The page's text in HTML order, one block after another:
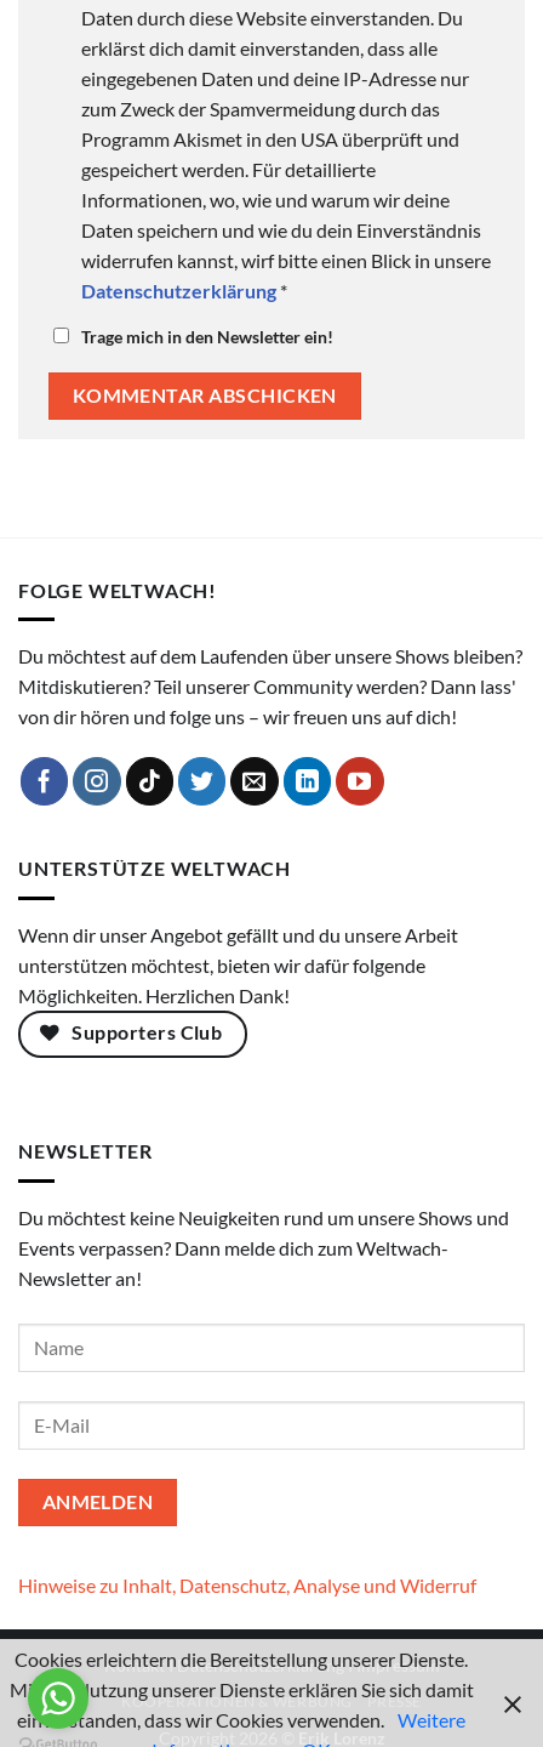
Daten durch diese Website einverstanden. Du
erklärst dich damit einverstanden, dass alle
eingegebenen Daten und deine IP-Adresse nur
zum Zweck der Spamvermeidung durch das
Programm Akismet in den USA überprüft und
gespeichert werden. Für detaillierte
Informationen, wo, wie und warum wir deine
Daten speichern und wie du dein Einverständnis
widerrufen kannst, wirf bitte einen Blick in unsere
Datenschutzerklärung *
Trage mich in den Newsletter ein!
FOLGE WELTWACH!
Du möchtest auf dem Laufenden über unsere Shows bleiben?
Mitdiskutieren? Teil unserer Community werden? Dann lass'
von dir hören und folge uns – wir freuen uns auf dich!
UNTERSTÜTZE WELTWACH
Wenn dir unser Angebot gefällt und du unsere Arbeit
unterstützen möchtest, bieten wir dafür folgende
Möglichkeiten. Herzlichen Dank!
Supporters Club
NEWSLETTER
Du möchtest keine Neuigkeiten rund um unsere Shows und
Events verpassen? Dann melde dich zum Weltwach-
Newsletter an!
Hinweise zu Inhalt, Datenschutz, Analyse und Widerruf
KontaktI DatenschutzerklärungIImpressum
KOOPERATIONEN & WERBUNG PRESSE
Cookies erleichtern die Bereitstellung unserer Dienste.
Mit der Nutzung unserer Dienste erklären Sie sich damit
einverstanden, dass wir Cookies verwenden. Weitere